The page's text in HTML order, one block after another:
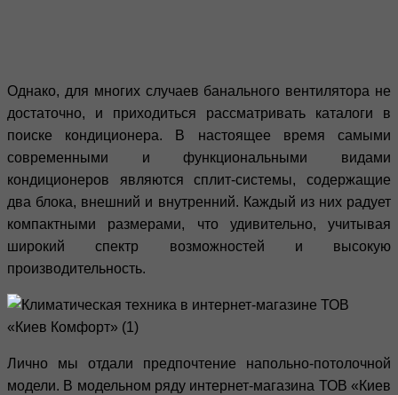
Однако, для многих случаев банального вентилятора не
достаточно, и приходиться рассматривать каталоги в
поиске кондиционера. В настоящее время самыми
современными и функциональными видами
кондиционеров являются сплит-системы, содержащие
два блока, внешний и внутренний. Каждый из них радует
компактными размерами, что удивительно, учитывая
широкий спектр возможностей и высокую
производительность.
Лично мы отдали предпочтение напольно-потолочной
модели. В модельном ряду интернет-магазина ТОВ «Киев